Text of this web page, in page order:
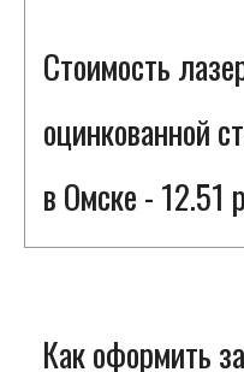
Стоимость
оцинкованной
в Омске - 12.51
Как оформить